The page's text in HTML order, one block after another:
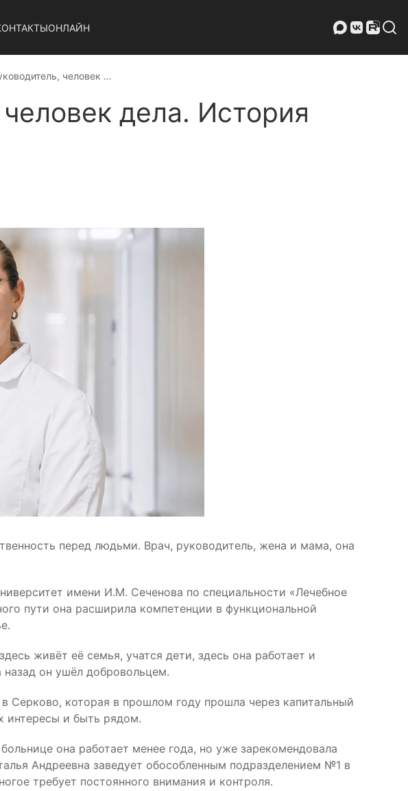
ОНЛАЙН
человек …
дела. История
перед людьми. Врач, руководитель, жена и мама, она
имени И.М. Сеченова по специальности «Лечебное
пути она расширила компетенции в функциональной
живёт её семья, учатся дети, здесь она работает и
он ушёл добровольцем.
которая в прошлом году прошла через капитальный
интересы и быть рядом.
она работает менее года, но уже зарекомендовала
Андреевна заведует обособленным подразделением №1 в
требует постоянного внимания и контроля.